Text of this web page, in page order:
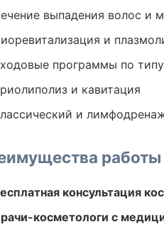
выпадения волос и
и
программы по
и кавитация
и
работы
консультация
косметологи с